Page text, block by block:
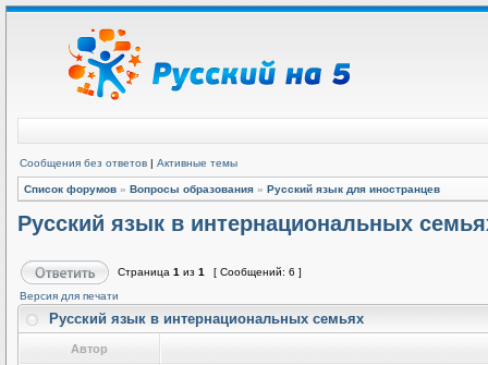
Сообщения без ответов | Активные темы
Список форумов » Вопросы образования » Русский язык для иностранцев
Русский язык в интернациональных
Страница 1 из 1
[ Сообщений: 6 ]
Версия для печати
Русский язык в интернациональных семьях
Автор